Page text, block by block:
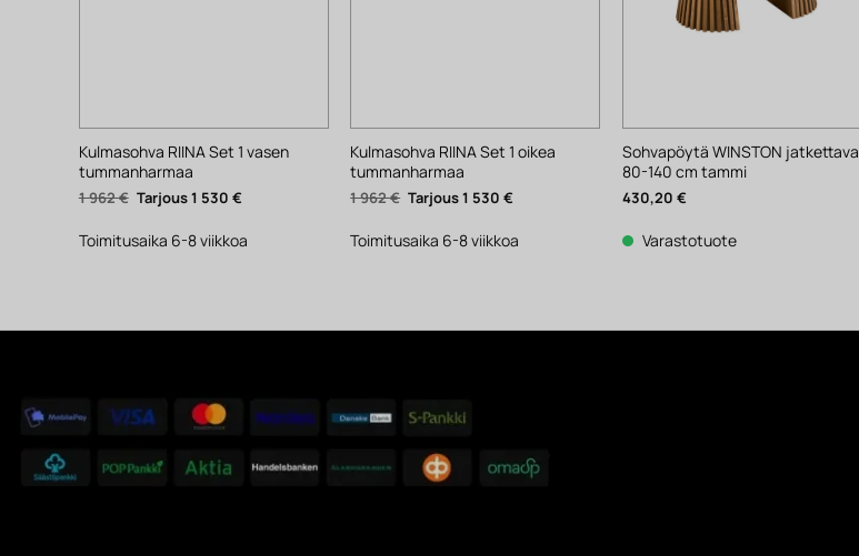
Kulmasohva RIINA Set 1 vasen
tummanharmaa
1 962€ Alkuperäinen
hinta
1
962 €.
1 530 €Nykyinen
1
530 €.
Toimitusaika 6-8 viikkoa
Kulmasohva RIINA Set 1 oikea
tummanharmaa
1 962€ Alkuperäinen
hinta
1
962 €.
1 530€
1
530 €.
Toimitusaika 6-8 viikkoa
Sohvapöytä WINSTON jatkettava
80-140 cm tammi
430,20 €
Varastotuote